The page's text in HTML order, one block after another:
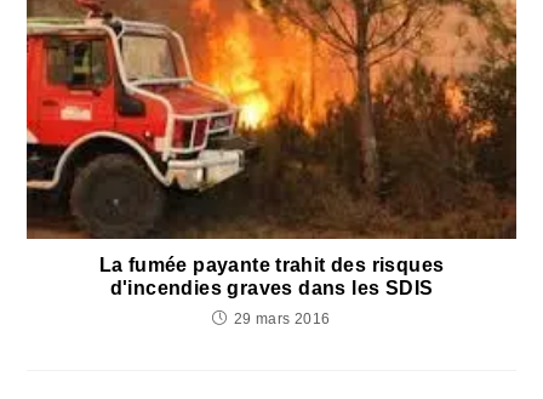
La fumée payante trahit des risques
d'incendies graves dans les SDIS
29 mars 2016